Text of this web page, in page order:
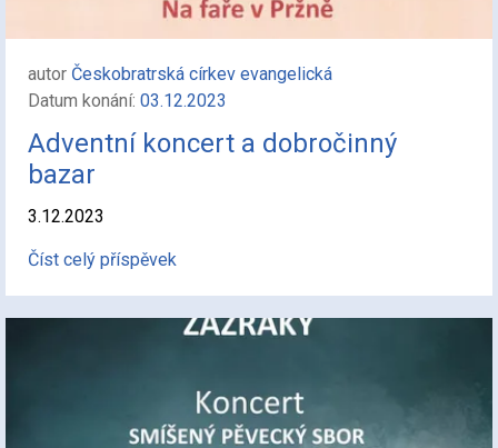
autor Českobratrská církev evangelická
Datum konání: 03.12.2023
Adventní koncert a dobročinný
bazar
3.12.2023
Číst celý příspěvek